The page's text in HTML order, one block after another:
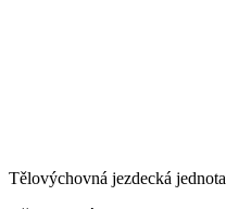
Tělovýchovná jezdecká jednota